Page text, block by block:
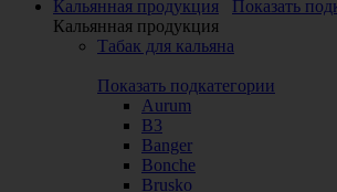
Кальянная продукция
Показать
Кальянная продукция
Табак для кальяна
Показать подкатегории
Aurum
B3
Banger
Bonche
Brusko